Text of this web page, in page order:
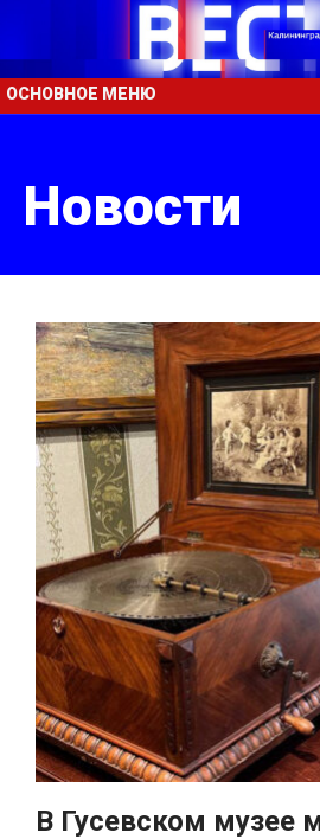
ОСНОВНОЕ МЕНЮ
Новости
В Гусевском музее